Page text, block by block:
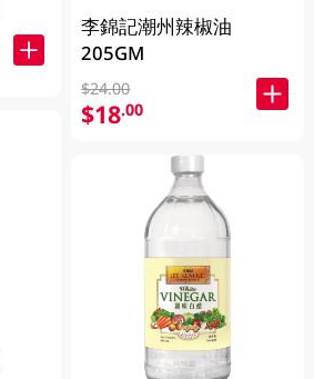
李錦記潮州辣椒油
205GM
$24.00
$18.00